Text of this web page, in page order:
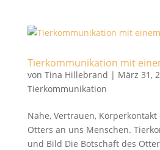
Tierkommunikation mit
von Tina Hillebrand | März 31,
Tierkommunikation
Nähe, Vertrauen,
Otters an uns Menschen.
und Bild Die Botschaft des